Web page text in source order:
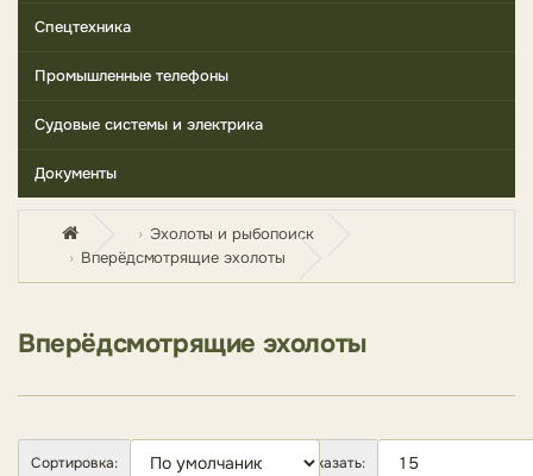
Спецтехника
Промышленные телефоны
Судовые системы и электрика
Документы
Эхолоты и рыбопоиск
Вперёдсмотрящие эхолоты
Вперёдсмотрящие эхолоты
Сортировка: Показать: